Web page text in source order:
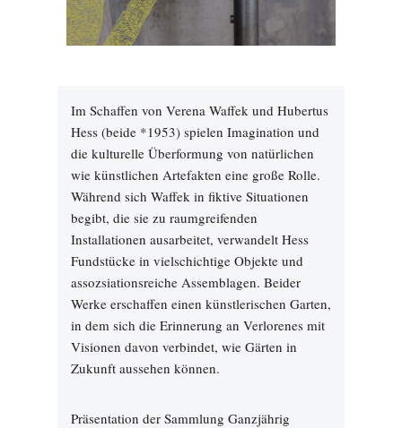
Im Schaffen von Verena Waffek und Hubertus
Hess (beide *1953) spielen Imagination und
die kulturelle Überformung von natürlichen
wie künstlichen Artefakten eine große Rolle.
Während sich Waffek in fiktive Situationen
begibt, die sie zu raumgreifenden
Installationen ausarbeitet, verwandelt Hess
Fundstücke in vielschichtige Objekte und
assozsiationsreiche Assemblagen. Beider
Werke erschaffen einen künstlerischen Garten,
in dem sich die Erinnerung an Verlorenes mit
Visionen davon verbindet, wie Gärten in
Zukunft aussehen können.
Präsentation der Sammlung Ganzjährig